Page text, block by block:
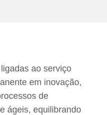
ao serviço
em inovação,
de
ágeis, equilibrando